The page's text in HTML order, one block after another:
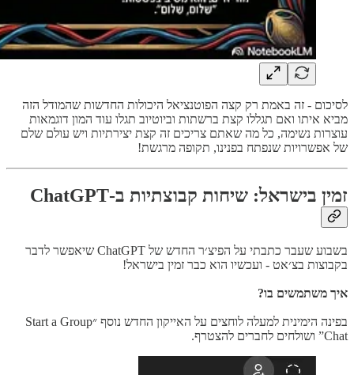
לסיכום - זה באמת רק קצה הפוטנציאל היכולות החדשות שהמודל הזה
מביא איתו ואם תגללו קצת ברשתות וביוטיוב תגלו עוד המון דוגמאות
עוצרות נשימה, כל מה שאתם צריכים זה קצת יצירתיות ויש עולם שלם
של אפשרויות שנפתח בפנינו, תקופה מרגשת!
זמין בישראל: שיחות קבוצתיות ב-ChatGPT
בשבוע שעבר כתבתי על הפיצ׳ר החדש של ChatGPT שיאפשר לדבר
בקבוצות בצ׳אט - ועכשיו הוא כבר זמין בישראל!
איך משתמשים בו?
בפינה הימינית למעלה לוחצים על האייקון החדש נוסף ״Start a Group
Chat” ושולחים לחברים להצטרף.